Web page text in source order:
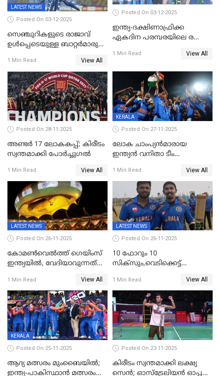
LATEST NEWS
Posted On 03-12-2025
സെഞ്ചുറികളുടെ രാജാവ്
ഉൾപ്പെടെയുള്ള ബാറ്റർമാരുടെ
ഇന്ത്യയ്ക്ക് 358 റൺസ്
1 Min Read View All
Posted On 03-12-2025
ഇന്ത്യ-ദക്ഷിണാഫ്രിക്ക
ഏകദിന പരമ്പരയിലെ രണ്ടാം
1 Min Read View All
Posted On 28-11-2025
അണ്ടര്‍ 17 ലോകകപ്പ്; കിരീടം
സ്വന്തമാക്കി പോര്‍ച്ചുഗല്‍
1 Min Read View All
KERALA
Posted On 27-11-2025
ലോക ചാംപ്യൻമാരായ
ഇന്ത്യൻ വനിതാ ടീം
മത്സരങ്ങൾ ​ഗ്രീൻഫീൽഡിൽ
1 Min Read View All
LATEST NEWS
Posted On 26-11-2025
കോമൺവെൽത്ത് ഗെയിംസ്
ഇന്ത്യയിൽ, വേദിയാവുന്നത്
1 Min Read View All
LATEST NEWS
Posted On 26-11-2025
10 ഫോറും 10
സിക്‌സും,വെടിക്കെട്ട്
അര്‍ധ സെഞ്ചുറിയുമായി
സഞ്ജു; ഒഡിഷയെ 10
വിക്കറ്റിന് തകര്‍ത്ത് കേരളം
1 Min Read View All
KERALA
Posted On 25-11-2025
ആദ്യ മത്സരം മുംബൈയിൽ;
ഇന്ത്യ-പാകിസ്ഥാൻ മത്സരം
Posted On 23-11-2025
കിരീടം സ്വന്തമാക്കി ലക്ഷ്യ
സെന്‍; ഓസ്ട്രേലിയന്‍ ഓപ്പണ്‍